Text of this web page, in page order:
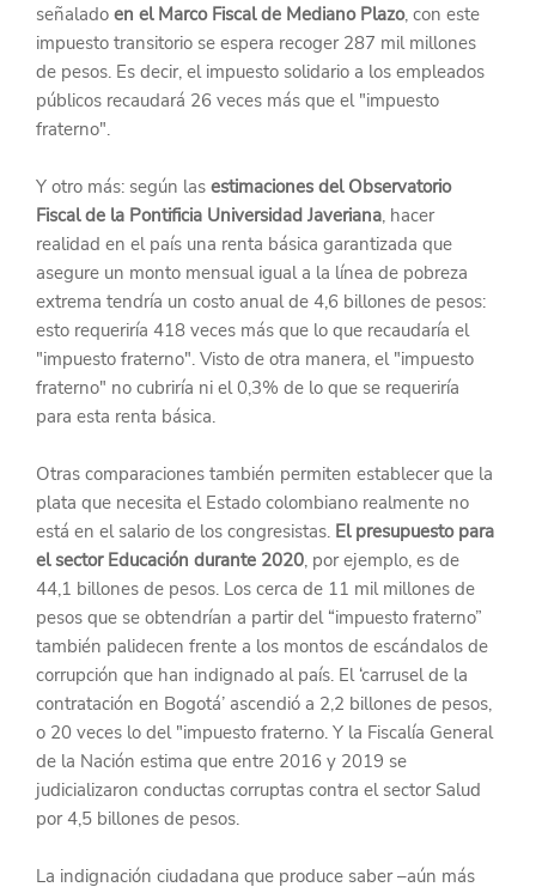
señalado en el Marco Fiscal de Mediano Plazo, con este
impuesto transitorio se espera recoger 287 mil millones
de pesos. Es decir, el impuesto solidario a los empleados
públicos recaudará 26 veces más que el "impuesto
fraterno".
Y otro más: según las estimaciones del Observatorio
Fiscal de la Pontificia Universidad Javeriana, hacer
realidad en el país una renta básica garantizada que
asegure un monto mensual igual a la línea de pobreza
extrema tendría un costo anual de 4,6 billones de pesos:
esto requeriría 418 veces más que lo que recaudaría el
"impuesto fraterno". Visto de otra manera, el "impuesto
fraterno" no cubriría ni el 0,3% de lo que se requeriría
para esta renta básica.
Otras comparaciones también permiten establecer que la
plata que necesita el Estado colombiano realmente no
está en el salario de los congresistas. El presupuesto para
el sector Educación durante 2020, por ejemplo, es de
44,1 billones de pesos. Los cerca de 11 mil millones de
pesos que se obtendrían a partir del “impuesto fraterno”
también palidecen frente a los montos de escándalos de
corrupción que han indignado al país. El ‘carrusel de la
contratación en Bogotá’ ascendió a 2,2 billones de pesos,
o 20 veces lo del "impuesto fraterno. Y la Fiscalía General
de la Nación estima que entre 2016 y 2019 se
judicializaron conductas corruptas contra el sector Salud
por 4,5 billones de pesos.
La indignación ciudadana que produce saber –aún más